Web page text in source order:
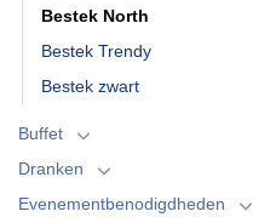
Bestek North
Bestek Trendy
Bestek zwart
Buffet
Dranken
Evenementbenodigdheden